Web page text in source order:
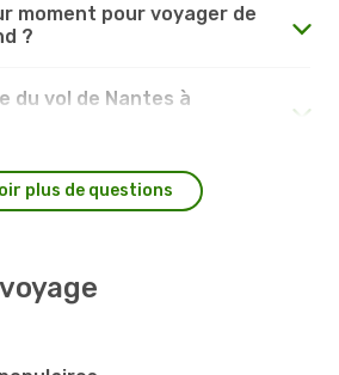
moment pour voyager de
?
du vol de Nantes à
plus de questions